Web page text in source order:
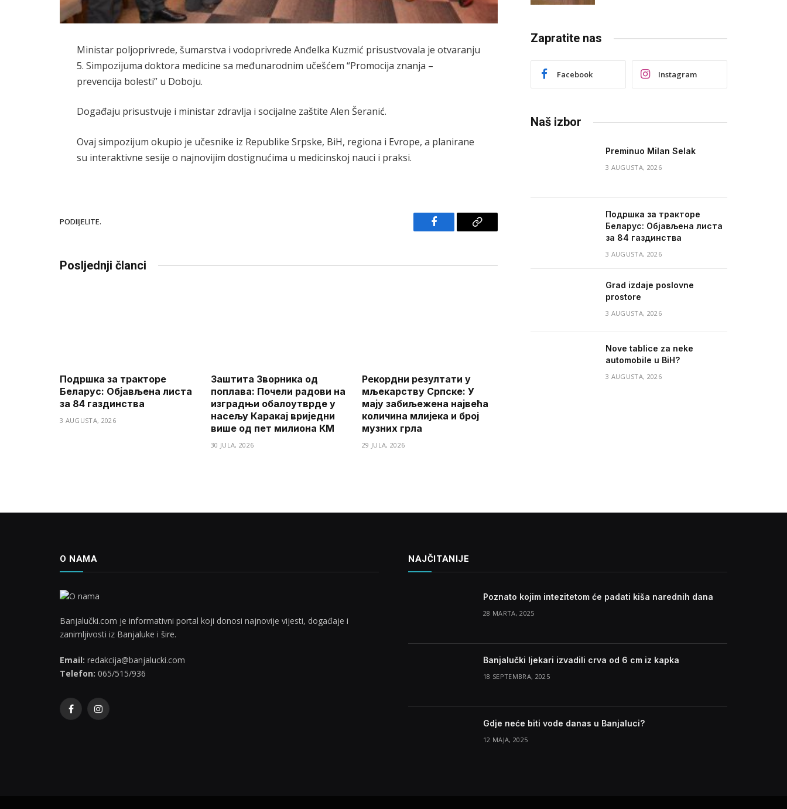
Ministar poljoprivrede, šumarstva i vodoprivrede Anđelka Kuzmić prisustvovala je otvaranju
5. Simpozijuma doktora medicine sa međunarodnim učešćem “Promocija znanja –
prevencija bolesti” u Doboju.
Događaju prisustvuje i ministar zdravlja i socijalne zaštite Alen Šeranić.
Ovaj simpozijum okupio je učesnike iz Republike Srpske, BiH, regiona i Evrope, a planirane
su interaktivne sesije o najnovijim dostignućima u medicinskoj nauci i praksi.
PODIIJELITE.
Facebook Copy
Posljednji članci
Подршка за тракторе
Беларус: Објављена листа
за 84 газдинства
3 AUGUSTA, 2026
Заштита Зворника од
поплава: Почели радови на
изградњи обалоутврде у
насељу Каракај вриједни
више од пет милиона КМ
30 JULA, 2026
Рекордни резултати у
мљекарству Српске: У
мају забиљежена највећа
количина млијека и број
музних грла
29 JULA, 2026
Zapratite nas
Facebook Instagram
Naš izbor
Preminuo Milan Selak
3 AUGUSTA, 2026
Подршка за тракторе
Беларус: Објављена листа
за 84 газдинства
3 AUGUSTA, 2026
Grad izdaje poslovne
prostore
3 AUGUSTA, 2026
Nove tablice za neke
automobile u BiH?
3 AUGUSTA, 2026
O NAMA
Banjalučki.com je informativni portal koji donosi najnovije vijesti, događaje i
zanimljivosti iz Banjaluke i šire.
Email: redakcija@banjalucki.com
Telefon: 065/515/936
FacebookInstagram
NAJČITANIJE
Poznato kojim intezitetom će padati kiša narednih dana
28 MARTA, 2025
Banjalučki ljekari izvadili crva od 6 cm iz kapka
18 SEPTEMBRA, 2025
Gdje neće biti vode danas u Banjaluci?
12 MAJA, 2025